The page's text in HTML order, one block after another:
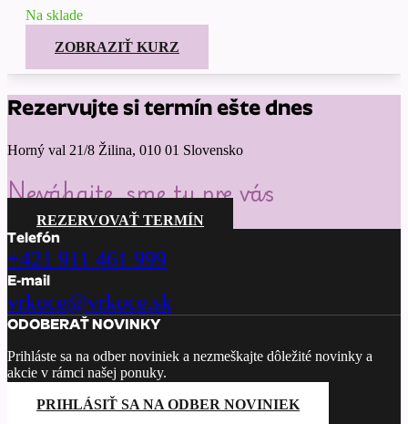
Na sklade
ZOBRAZIŤ KURZ
Rezervujte si termín ešte dnes
Horný val 21/8 Žilina, 010 01 Slovensko
Neváhajte, sme tu pre vás
REZERVOVAŤ TERMÍN
Telefón
+421 911 461 999
E-mail
vrkoce@vrkoce.sk
ODOBERAŤ NOVINKY
Prihláste sa na odber noviniek a nezmeškajte dôležité novinky a
akcie v rámci našej ponuky.
PRIHLÁSIŤ SA NA ODBER NOVINIEK